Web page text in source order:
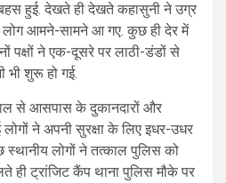
बहस हुई. देखते ही देखते कहासुनी ने उग्र
लोग आमने-सामने आ गए. कुछ ही देर में
पक्षों ने एक-दूसरे पर लाठी-डंडों से
भी शुरू हो गई.
से आसपास के दुकानदारों और
ने अपनी सुरक्षा के लिए इधर-उधर
लोगों ने तत्काल पुलिस को
ही ट्रांजिट कैंप थाना पुलिस मौके पर